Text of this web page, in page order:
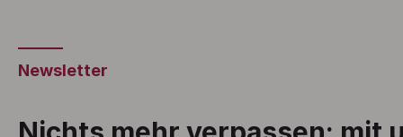
Newsletter